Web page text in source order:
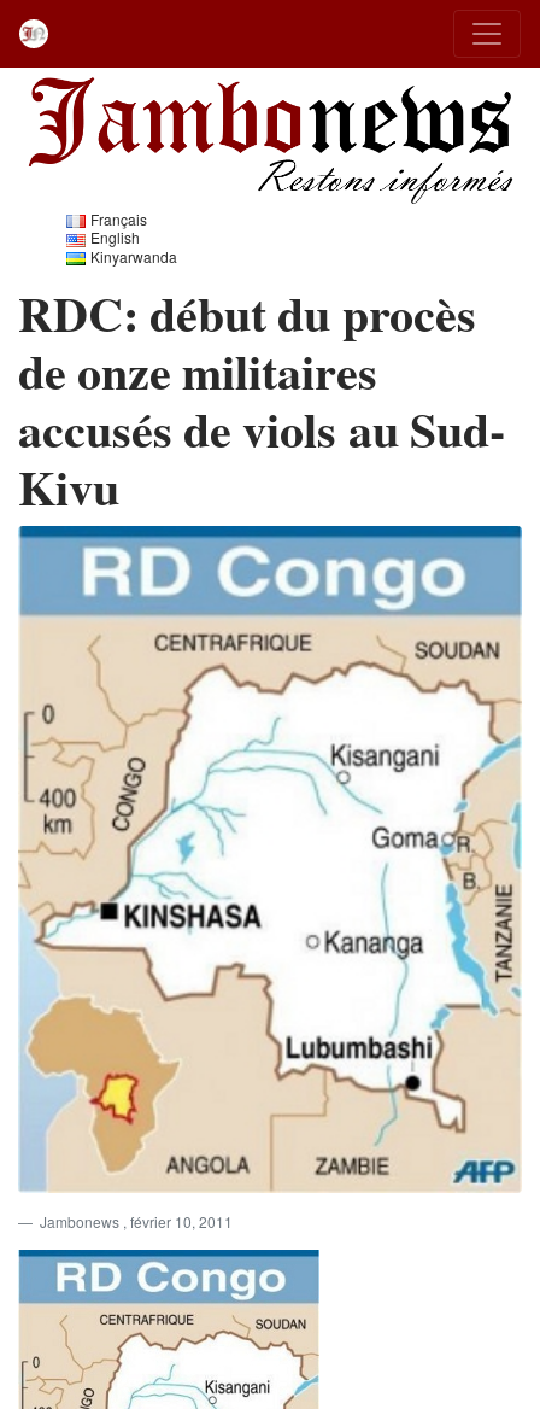
Français
English
Kinyarwanda
RDC: début du procès
de onze militaires
accusés de viols au Sud-
Kivu
Jambonews , février 10, 2011